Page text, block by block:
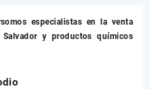
somos especialistas en la venta
y productos químicos